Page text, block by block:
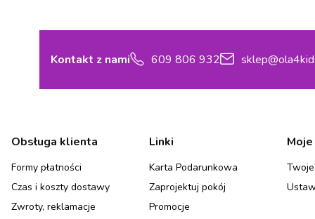
Kontakt z nami 609 806 932
Linki w stopce
Obsługa klienta
Formy płatności
Czas i koszty dostawy
Zwroty, reklamacje
Linki
Karta Podarunkowa
Zaprojektuj pokój
Promocje